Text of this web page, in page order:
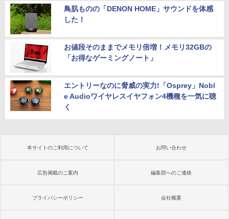
鳥肌ものの「DENON HOME」サウンドを体感
した！
お値段そのままでメモリ倍増！メモリ32GBの
「お得なゲーミングノート」
エントリーなのに脅威の実力!「Osprey」Nobl
e Audioワイヤレスイヤフォン4機種を一気に聴
く
本サイトのご利用について お問い合わせ
広告掲載のご案内 編集部へのご連絡
プライバシーポリシー 会社概要